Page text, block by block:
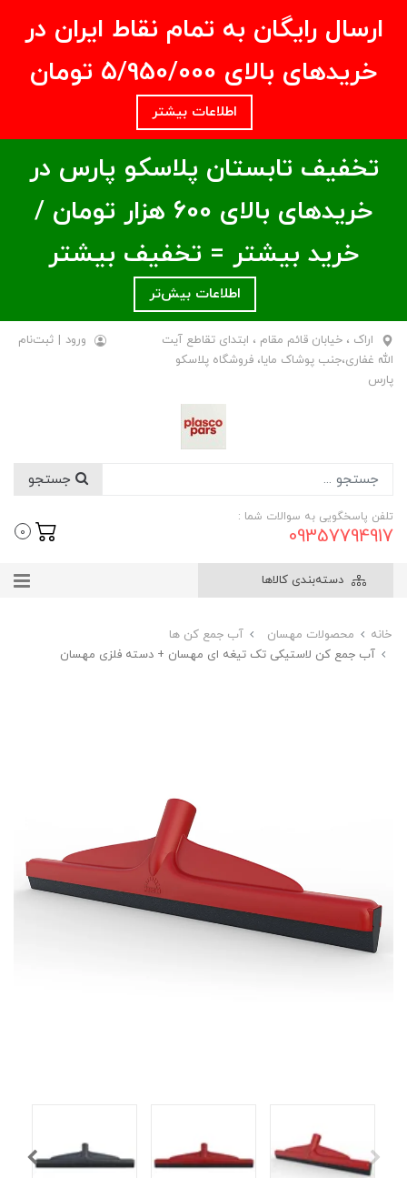
ارسال رایگان به تمام نقاط ایران در
خریدهای بالای ۵/950/000 تومان
اطلاعات بیشتر
تخفیف تابستان پلاسکو پارس در
خریدهای بالای ۶00 هزار تومان /
خرید بیشتر = تخفیف بیشتر
اطلاعات بیش‌تر
اراک ، خیابان قائم مقام ، ابتدای تقاطع آیت
الله غفاری،جنب پوشاک مایا، فروشگاه پلاسکو
پارس
ورود | ثبت‌نام
تلفن پاسخگویی به سوالات شما :
09357794917
0
دسته‌بندی کالاها
خانه محصولات مهسان
آب جمع کن ها
آب جمع کن لاستیکی تک تیغه ای مهسان + دسته فلزی مهسان